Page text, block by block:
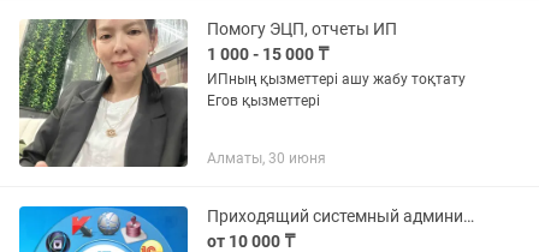
Помогу ЭЦП, отчеты ИП
1 000 - 15 000 ₸
ИПның қызметтері ашу жабу тоқтату
Егов қызметтері
Алматы, 30 июня
Приходящий системный администратор
от 10 000 ₸